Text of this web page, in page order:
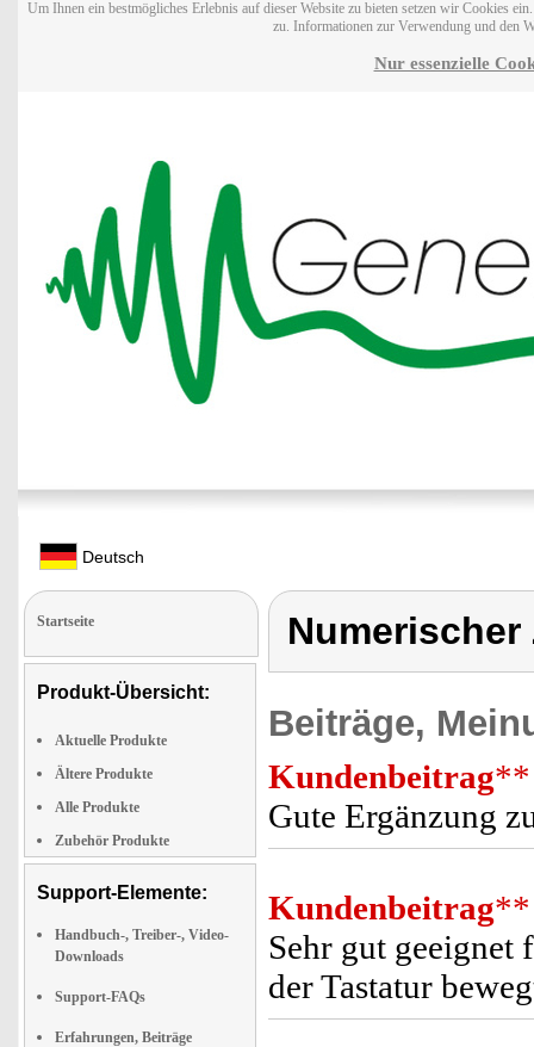
Um Ihnen ein bestmögliches Erlebnis auf dieser Website zu bieten setzen wir Cookies
zu. Informationen zur Verwendung und den
Nur essenzielle
Deutsch
Startseite
Produkt-Übersicht:
Aktuelle Produkte
Ältere Produkte
Alle Produkte
Zubehör Produkte
Support-Elemente:
Handbuch-, Treiber-, Video-
Downloads
Support-FAQs
Erfahrungen, Beiträge
Beiträge,
Kundenbeitrag**
Gute Ergänzung
Kundenbeitrag**
Sehr gut geeignet
der Tastatur